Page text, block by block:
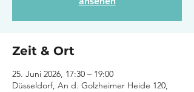
Zeit & Ort
25. Juni 2026, 17:30 – 19:00
Düsseldorf, An d. Golzheimer Heide 120,